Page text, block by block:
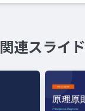
関連スライド